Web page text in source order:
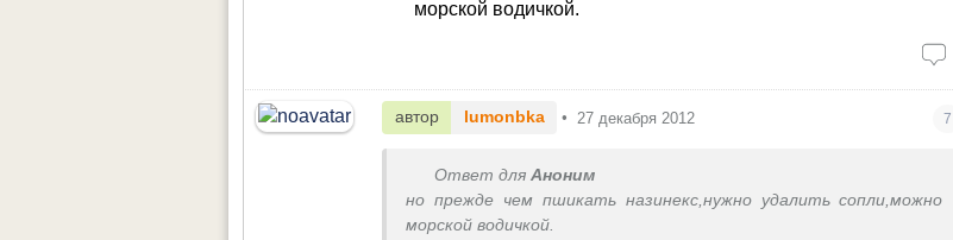
морской водичкой.
автор lumonbka • 27 декабря 2012 7
Ответ для Аноним
но прежде чем пшикать назинекс,нужно удалить сопли,можно
морской водичкой.